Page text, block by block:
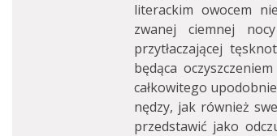
literackim owocem
zwanej ciemnej
przytłaczającej
będąca
całkowitego
nędzy, jak również
przedstawić jako